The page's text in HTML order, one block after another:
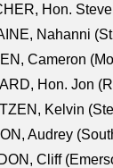
Hon.
Nahanni
Cameron
Hon. Jon
Kelvin
Audrey
Cliff